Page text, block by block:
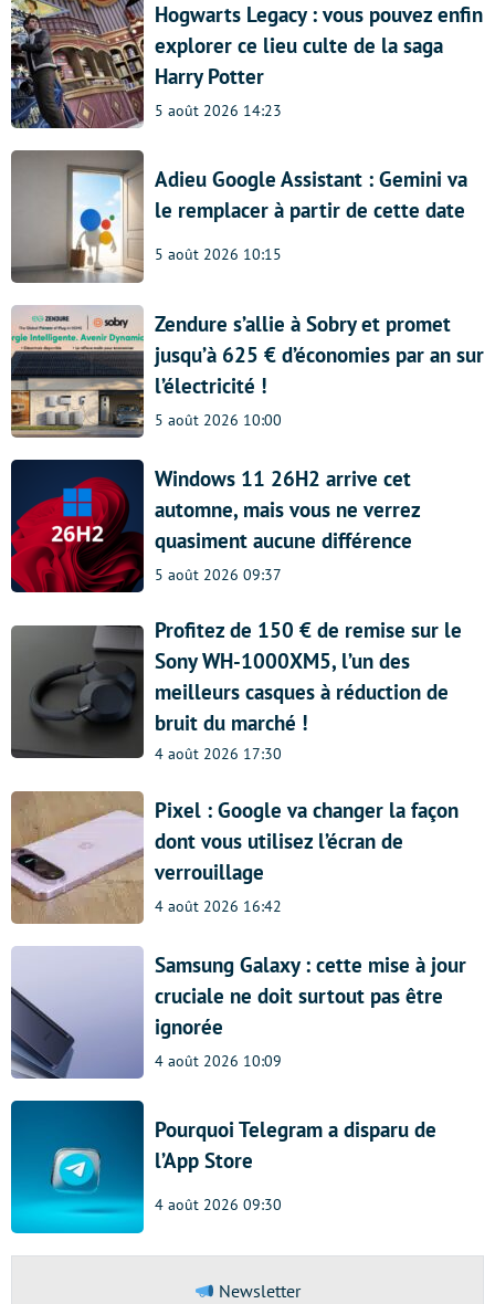
Hogwarts Legacy : vous pouvez enfin
explorer ce lieu culte de la saga
Harry Potter
5 août 2026 14:23
Adieu Google Assistant : Gemini va
le remplacer à partir de cette date
5 août 2026 10:15
Zendure s’allie à Sobry et promet
jusqu’à 625 € d’économies par an sur
l’électricité !
5 août 2026 10:00
Windows 11 26H2 arrive cet
automne, mais vous ne verrez
quasiment aucune différence
5 août 2026 09:37
Profitez de 150 € de remise sur le
Sony WH-1000XM5, l’un des
meilleurs casques à réduction de
bruit du marché !
4 août 2026 17:30
Pixel : Google va changer la façon
dont vous utilisez l’écran de
verrouillage
4 août 2026 16:42
Samsung Galaxy : cette mise à jour
cruciale ne doit surtout pas être
ignorée
4 août 2026 10:09
Pourquoi Telegram a disparu de
l’App Store
4 août 2026 09:30
Newsletter